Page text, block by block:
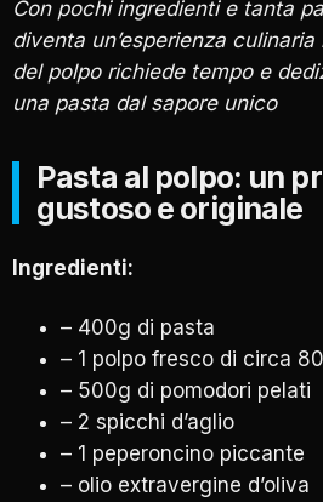
Con pochi ingredienti e tanta
diventa un’esperienza
del polpo richiede tempo e
una pasta dal sapore unico
Pasta al polpo: un
gustoso e originale
Ingredienti:
– 400g di pasta
– 1 polpo fresco di circa
– 500g di pomodori pelati
– 2 spicchi d’aglio
– 1 peperoncino piccante
– olio extravergine d’oliva